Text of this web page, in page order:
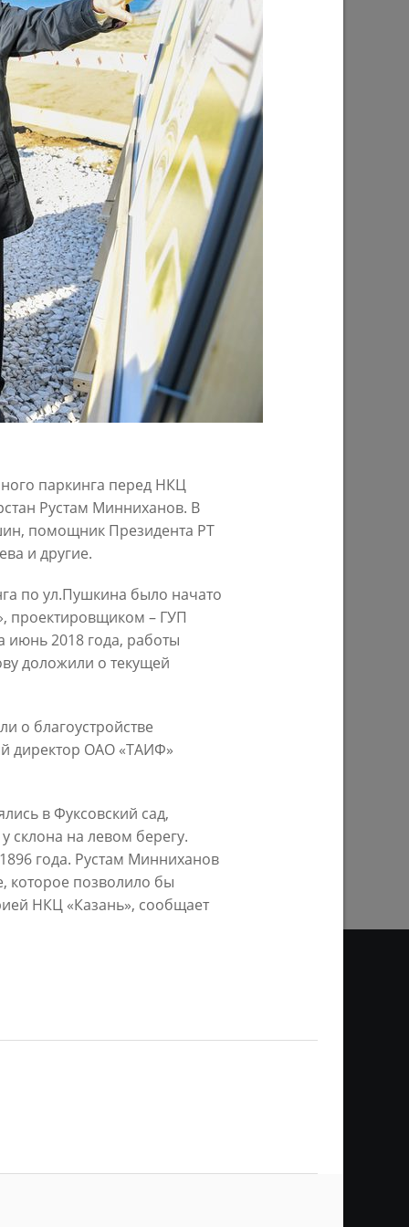
Мэр Казани поблагодарил «Парковых
героев»
03/08/2026
и
У озера на бульваре «Ярдэм» высадят
4 тысячи растений
28/07/2026
Более 3,4 тыс. предпринимателей
Казани увеличили продажи благодаря
ПРЕДЫДУЩАЯ СТРАНИЦА
паркинга перед НКЦ
Рустам Минниханов. В
помощник Президента РТ
и другие.
по ул.Пушкина было начато
проектировщиком – ГУП
июнь 2018 года, работы
доложили о текущей
о благоустройстве
директор ОАО «ТАИФ»
в Фуксовский сад,
склона на левом берегу.
года. Рустам Минниханов
которое позволило бы
НКЦ «Казань», сообщает
Условием перепечатки и
- интерактивная